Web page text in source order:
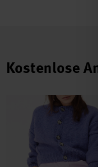
Kostenlose